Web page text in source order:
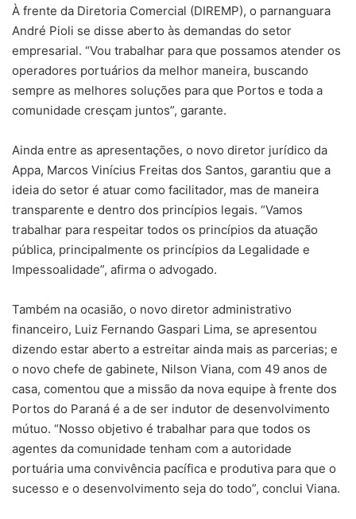
À frente da Diretoria Comercial (DIREMP), o parnanguara
André Pioli se disse aberto às demandas do setor
empresarial. “Vou trabalhar para que possamos atender os
operadores portuários da melhor maneira, buscando
sempre as melhores soluções para que Portos e toda a
comunidade cresçam juntos”, garante.
Ainda entre as apresentações, o novo diretor jurídico da
Appa, Marcos Vinícius Freitas dos Santos, garantiu que a
ideia do setor é atuar como facilitador, mas de maneira
transparente e dentro dos princípios legais. “Vamos
trabalhar para respeitar todos os princípios da atuação
pública, principalmente os princípios da Legalidade e
Impessoalidade”, afirma o advogado.
Também na ocasião, o novo diretor administrativo
financeiro, Luiz Fernando Gaspari Lima, se apresentou
dizendo estar aberto a estreitar ainda mais as parcerias; e
o novo chefe de gabinete, Nilson Viana, com 49 anos de
casa, comentou que a missão da nova equipe à frente dos
Portos do Paraná é a de ser indutor de desenvolvimento
mútuo. “Nosso objetivo é trabalhar para que todos os
agentes da comunidade tenham com a autoridade
portuária uma convivência pacífica e produtiva para que o
sucesso e o desenvolvimento seja do todo”, conclui Viana.